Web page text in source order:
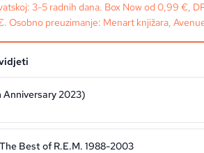
3-5 radnih dana. Box Now od 0,99 €,
Osobno preuzimanje: Menart knjižara,
Anniversary 2023)
Best of R.E.M. 1988-2003